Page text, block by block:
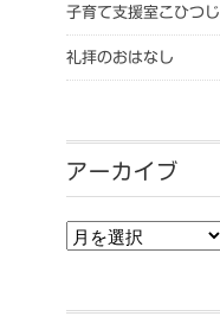
子育て支援室こひつじ
礼拝のおはなし
アーカイブ
アーカイブ